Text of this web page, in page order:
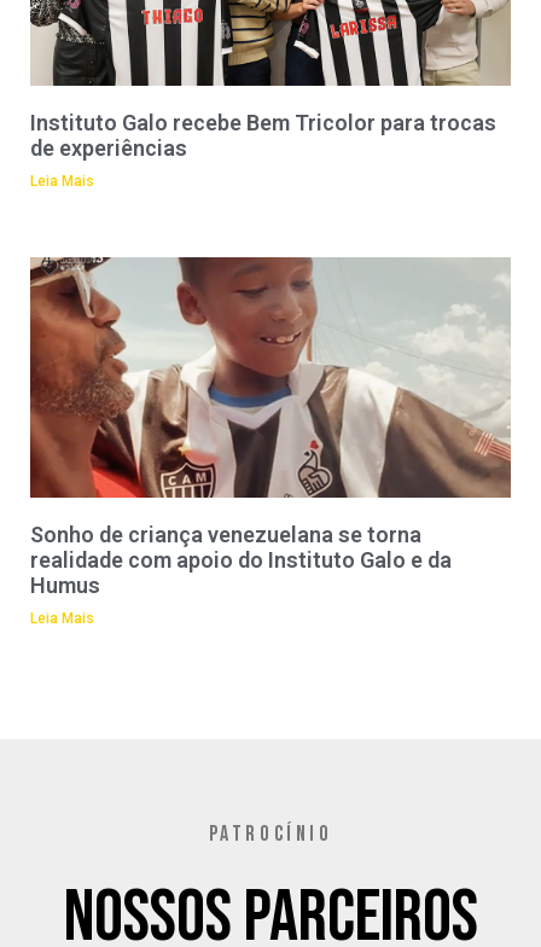
Instituto Galo recebe Bem Tricolor para trocas
de experiências
Leia Mais
Sonho de criança venezuelana se torna
realidade com apoio do Instituto Galo e da
Humus
Leia Mais
PATROCÍNIO
Nossos Parceiros